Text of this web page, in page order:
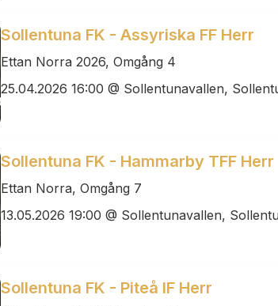
Sollentuna FK - Assyriska FF Herr
Ettan Norra 2026, Omgång 4
25.04.2026 16:00 @ Sollentunavallen,
Sollentuna FK - Hammarby TFF Herr
Ettan Norra, Omgång 7
13.05.2026 19:00 @ Sollentunavallen,
Sollentuna FK - Piteå IF Herr